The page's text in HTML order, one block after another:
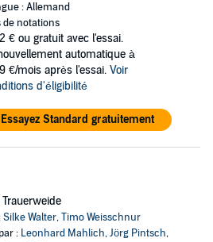
: Allemand
de notations
€ ou gratuit avec l'essai.
automatique à
€/mois après l'essai. Voir
d'éligibilité
Essayez Standard gratuitement
Trauerweide
Silke Walter,Timo Weisschnur
: Leonhard Mahlich,Jörg Pintsch,